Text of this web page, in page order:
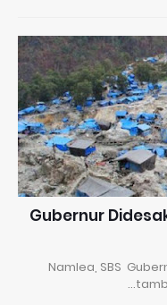
Gubernur
Namlea, SBS